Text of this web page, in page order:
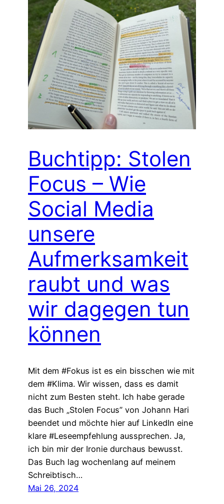
Buchtipp: Stolen
Focus – Wie
Social Media
unsere
Aufmerksamkeit
raubt und was
wir dagegen tun
können
Mit dem #Fokus ist es ein bisschen wie mit
dem #Klima. Wir wissen, dass es damit
nicht zum Besten steht. Ich habe gerade
das Buch „Stolen Focus” von Johann Hari
beendet und möchte hier auf LinkedIn eine
klare #Leseempfehlung aussprechen. Ja,
ich bin mir der Ironie durchaus bewusst.
Das Buch lag wochenlang auf meinem
Schreibtisch…
Mai 26, 2024